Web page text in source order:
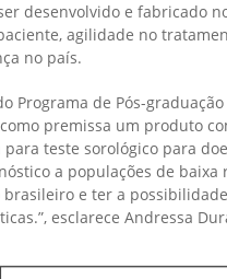
desenvolvido e fabricado
agilidade no
no país.
Programa de Pós-
premissa um produto
teste sorológico para
a populações de
e ter a
esclarece Andressa